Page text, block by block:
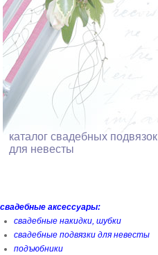
каталог свадебных подвязок
для невесты
свадебные аксессуары:
свадебные накидки, шубки
свадебные подвязки для невесты
подъюбники